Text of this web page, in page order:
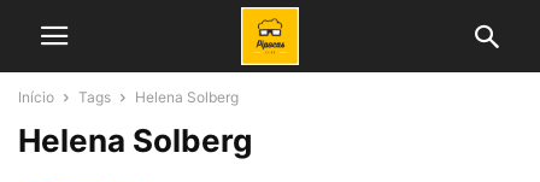
Início Tags Helena Solberg
Helena Solberg